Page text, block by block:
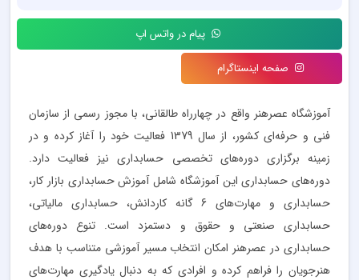
پیام در واتس اپ
صفحه اینستاگرام
آموزشگاه عصرهنر واقع در چهارراه طالقانی، با مجوز رسمی از سازمان
فنی و حرفه‌ای کشور، از سال 1379 فعالیت خود را آغاز کرده و در
زمینه برگزاری دوره‌های تخصصی حسابداری نیز فعالیت دارد.
دوره‌های حسابداری این آموزشگاه شامل آموزش حسابداری بازار کار،
حسابداری و مهارت‌های 6 گانه کاردانش، حسابداری مالیاتی،
حسابداری صنعتی و حقوق و دستمزد است. تنوع دوره‌های
حسابداری در عصرهنر امکان انتخاب مسیر آموزشی متناسب با هدف
هنرجویان را فراهم کرده و افرادی که به دنبال یادگیری مهارت‌های